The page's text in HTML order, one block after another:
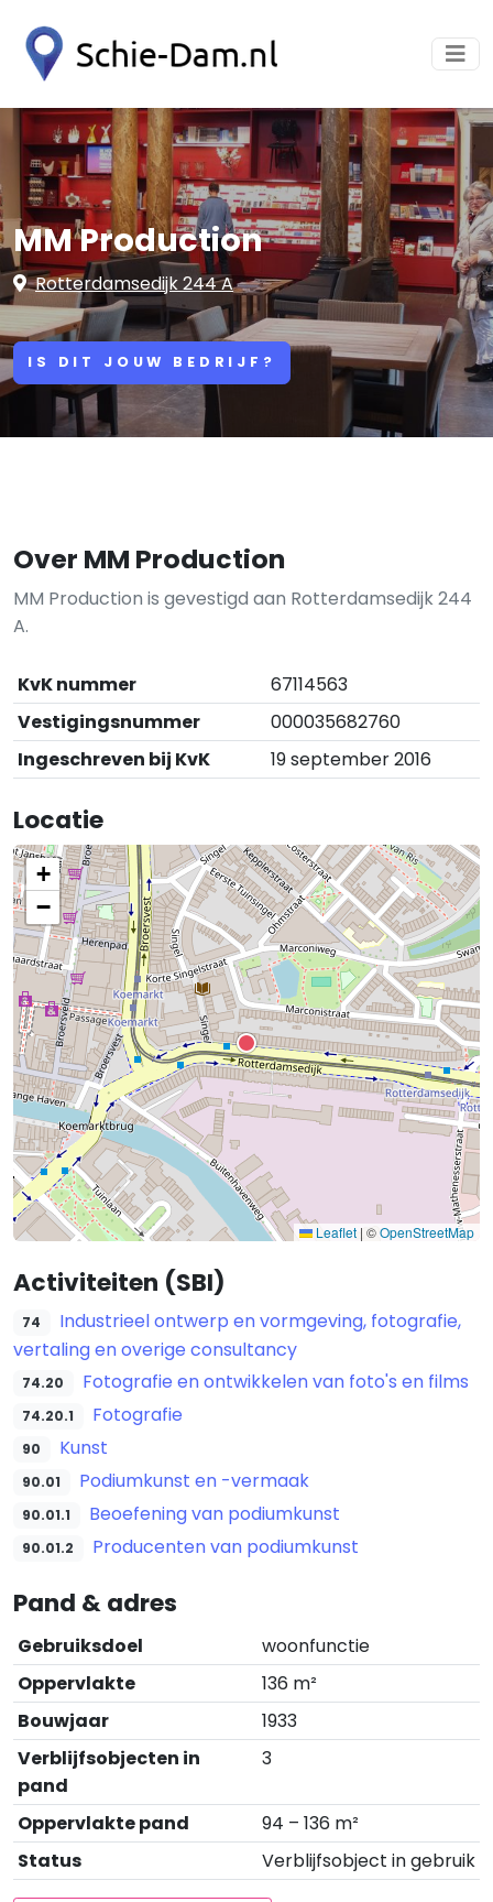
MM Production
Rotterdamsedijk 244 A
IS DIT JOUW BEDRIJF?
Over MM Production
MM Production is gevestigd aan Rotterdamsedijk 244
A.
KvK nummer
67114563
Vestigingsnummer
000035682760
Ingeschreven bij KvK
19 september 2016
Locatie
+
−
Leaflet | ©OpenStreetMap
Activiteiten (SBI)
74
Industrieel ontwerp en vormgeving, fotografie,
vertaling en overige consultancy
74.20 Fotografie en ontwikkelen van foto's en films
74.20.1 Fotografie
90 Kunst
90.01 Podiumkunst en -vermaak
90.01.1 Beoefening van podiumkunst
90.01.2 Producenten van podiumkunst
Pand & adres
Gebruiksdoel
woonfunctie
Oppervlakte
136 m²
Bouwjaar
1933
Verblijfsobjecten in
pand
3
Oppervlakte pand
94 – 136 m²
Status
Verblijfsobject in gebruik